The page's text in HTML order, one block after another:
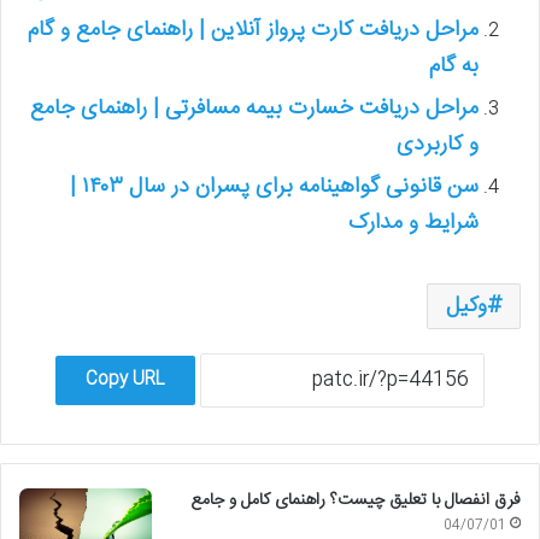
مراحل دریافت کارت پرواز آنلاین | راهنمای جامع و گام
به گام
مراحل دریافت خسارت بیمه مسافرتی | راهنمای جامع
و کاربردی
سن قانونی گواهینامه برای پسران در سال ۱۴۰۳ |
شرایط و مدارک
وکیل
Copy URL
فرق انفصال با تعلیق چیست؟ راهنمای کامل و جامع
04/07/01